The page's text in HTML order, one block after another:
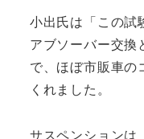
小出氏は「この試
アブソーバー交
で、ほぼ市販車の
くれました。
サスペンションは